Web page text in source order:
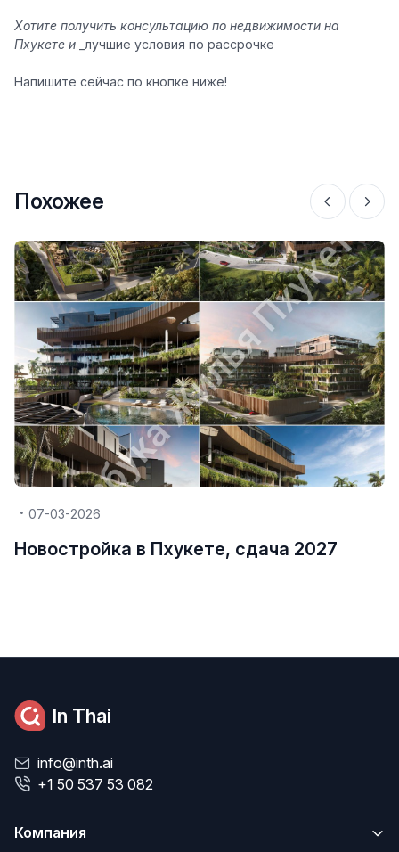
Хотите получить консультацию по недвижимости на
Пхукете и лучшие условия по рассрочке
Напишите сейчас по кнопке ниже!
Похожее
07-03-2026
Новостройка в Пхукете, сдача 2027
In Thai
info@inth.ai
+1 50 537 53 082
Компания